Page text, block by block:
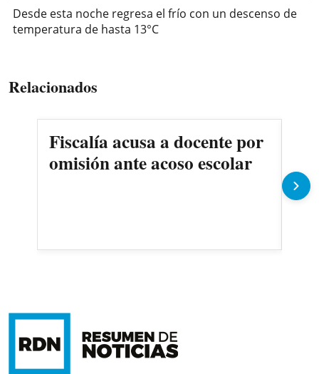
Desde esta noche regresa el frío con un descenso de
temperatura de hasta 13°C
Relacionados
Fiscalía acusa a docente por
omisión ante acoso escolar